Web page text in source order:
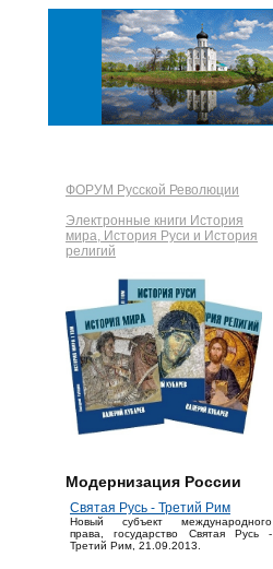
ФОРУМ Русской Революции
Электронные книги История
мира, История Руси и История
религий
Модернизация России
Святая Русь - Третий Рим
Новый субъект международного
права, государство Святая Русь -
Третий Рим, 21.09.2013.